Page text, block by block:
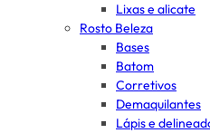
Lixas e alicate
Rosto Beleza
Bases
Batom
Corretivos
Demaquilantes
Lápis e